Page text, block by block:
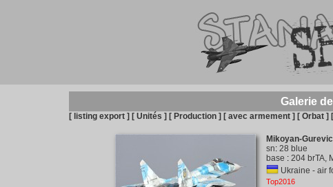
Galerie
[ listing export ] [ Unités ] [ Production ] [ avec armement ] [ Orbat ]
Mikoyan-
sn: 28 blue
base : 204 brTA,
Ukraine - air
Top2016